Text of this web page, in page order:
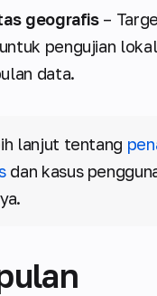
geografis–
pengujian
data.
lanjut tentang
dan kasus